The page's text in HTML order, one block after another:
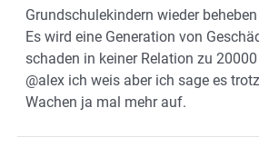
Grundschulekindern wieder beheben
Es wird eine Generation von
schaden in keiner Relation zu
@alex ich weis aber ich sage es
Wachen ja mal mehr auf.